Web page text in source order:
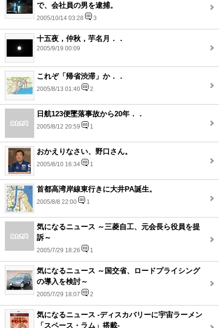
で、会社員の男を逮捕。
2005/10/14 03:28 3
十五夜，仲秋，芋名月．．
2005/9/19 00:09
これぞ「帰省渋滞」か．．
2005/8/13 01:40 2
日航123便墜落事故から20年．．
2005/8/12 20:59 1
おかえりなさい、野口さん。
2005/8/10 16:34 1
首都高湾岸線東行きに大井PA誕生。
2005/8/8 22:00 1
気になるニュース ～三菱自工、元会長ら役員を提
訴～
2005/7/29 18:26 1
気になるニュース ～国交省、ロードプライシング
の導入を検討～
2005/7/29 18:07 2
気になるニュース -ディスカバリーに宇宙ラーメン
「スペース・ラム」搭載-